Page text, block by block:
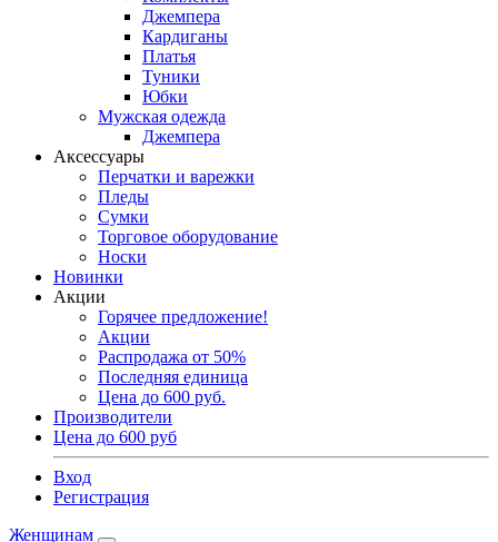
Джемпера
Кардиганы
Платья
Туники
Юбки
Мужская одежда
Джемпера
Аксессуары
Перчатки и варежки
Пледы
Сумки
Торговое оборудование
Носки
Новинки
Акции
Горячее предложение!
Акции
Распродажа от 50%
Последняя единица
Цена до 600 руб.
Производители
Цена до 600 руб
Вход
Регистрация
Женщинам